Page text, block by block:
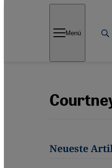
Menü
Neueste